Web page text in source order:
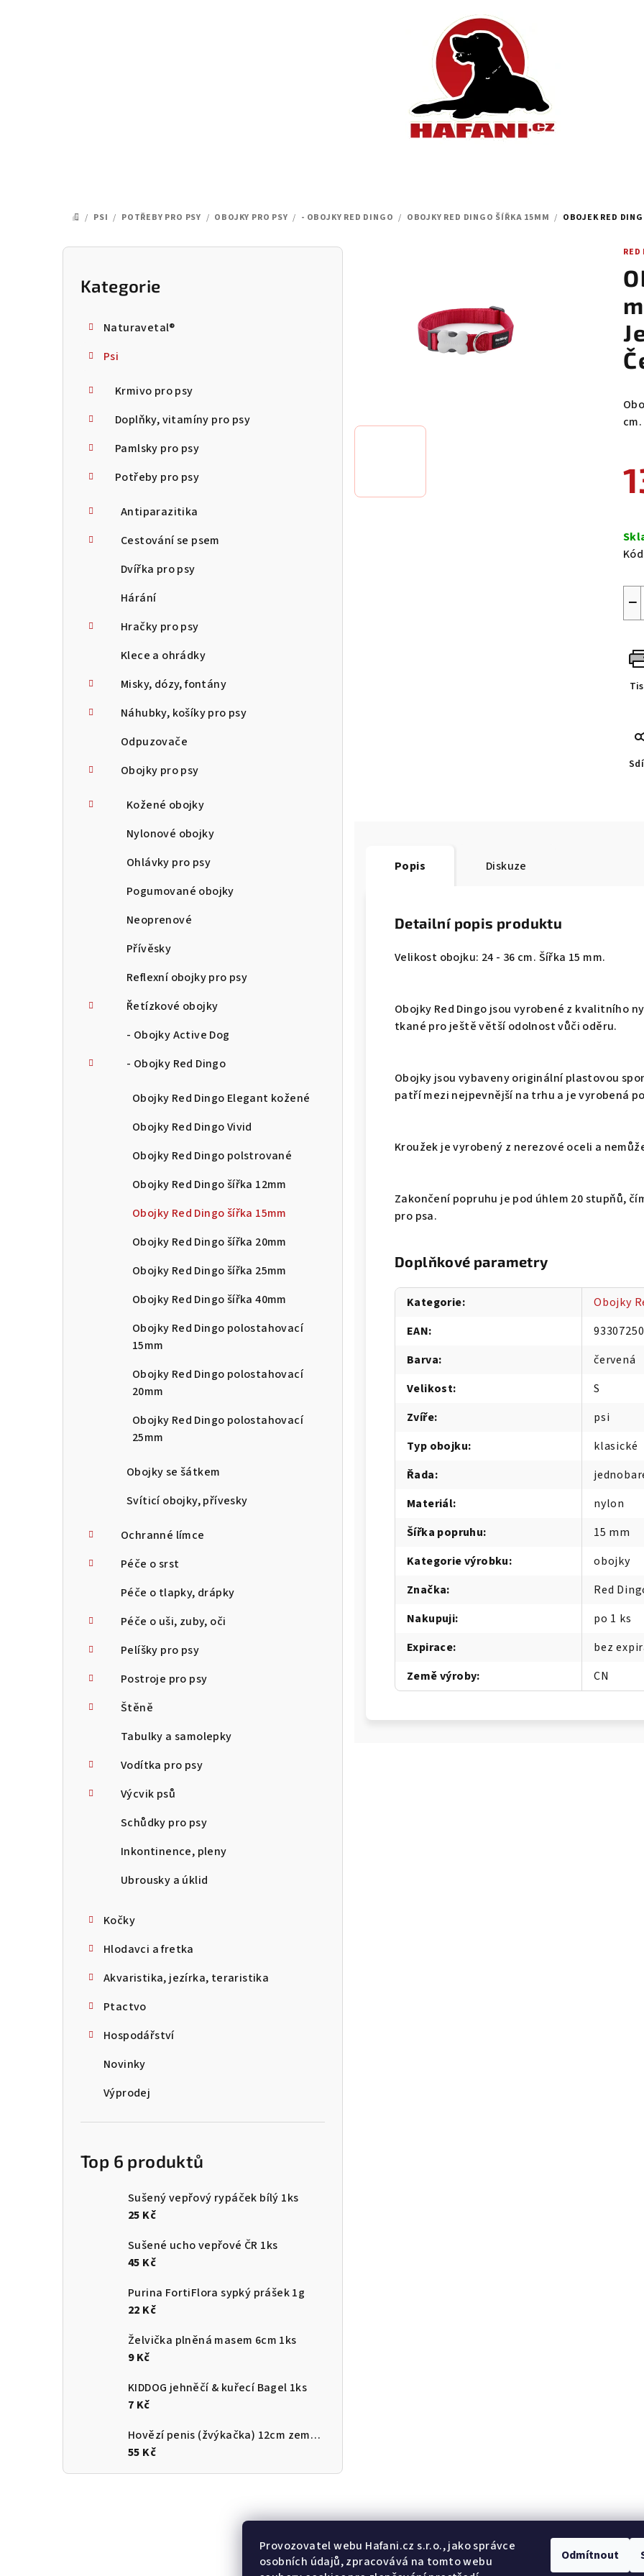
Provozovatel webu Hafani.cz s.r.o., jako správce
osobních údajů, zpracovává na tomto webu
Odmítnout
DOMŮ
/ PSI / POTŘEBY PRO PSY / OBOJKY PRO PSY / - OBOJKY RED DINGO / OBOJKY RED DINGO ŠÍŘKA 15MM / OBOJEK RED
P
Přeskočit
kategorie
Kategorie
Naturavetal®
Psi
Krmivo pro psy
Doplňky, vitamíny pro psy
Pamlsky pro psy
Potřeby pro psy
Antiparazitika
Cestování se psem
Dvířka pro psy
Hárání
Hračky pro psy
Klece a ohrádky
Misky, dózy, fontány
Náhubky, košíky pro psy
Odpuzovače
Obojky pro psy
Kožené obojky
Nylonové obojky
Ohlávky pro psy
Pogumované obojky
Neoprenové
Přívěsky
Reflexní obojky pro psy
Řetízkové obojky
- Obojky Active Dog
- Obojky Red Dingo
Obojky Red Dingo Elegant kožené
Obojky Red Dingo Vivid
Obojky Red Dingo polstrované
Obojky Red Dingo šířka 12mm
Obojky Red Dingo šířka 15mm
Obojky Red Dingo šířka 20mm
Obojky Red Dingo šířka 25mm
Obojky Red Dingo šířka 40mm
Obojky Red Dingo polostahovací
15mm
Obojky Red Dingo polostahovací
20mm
Obojky Red Dingo polostahovací
25mm
Obojky se šátkem
Svíticí obojky, přívesky
Ochranné límce
Péče o srst
Péče o tlapky, drápky
Péče o uši, zuby, oči
Pelíšky pro psy
Postroje pro psy
Štěně
Tabulky a samolepky
Vodítka pro psy
Výcvik psů
Schůdky pro psy
Inkontinence, pleny
Ubrousky a úklid
Kočky
Hlodavci a fretka
Akvaristika, jezírka, teraristika
Ptactvo
Hospodářství
Novinky
Výprodej
Top 6 produktů
Sušený vepřový rypáček bílý 1ks
25 Kč
Sušené ucho vepřové ČR 1ks
45 Kč
Purina FortiFlora sypký prášek 1g
22 Kč
Želvička plněná masem 6cm 1ks
9 Kč
KIDDOG jehněčí & kuřecí Bagel 1ks
7 Kč
Hovězí penis (žvýkačka) 12cm země původu ČR
55 Kč
−
Popis Diskuze
Detailní popis produktu
Velikost obojku: 24 - 36 cm. Šířka 15 mm.
Obojky Red Dingo jsou vyrobené z kvalitního
tkané pro ještě větší odolnost vůči oděru.
Obojky jsou vybaveny originální plastovou
patří mezi nejpevnější na trhu a je vyrobená
Kroužek je vyrobený z nerezové oceli a
Zakončení popruhu je pod úhlem 20 stupňů,
pro psa.
Doplňkové parametry
Kategorie:
Obojky
EAN:
Barva:
červená
Velikost:
S
Zvíře:
psi
Typ obojku:
klasické
Řada:
Materiál:
nylon
Šířka popruhu:
15 mm
Kategorie výrobku:
obojky
Značka:
Red
Nakupuji:
po 1 ks
Expirace:
bez
Země výroby: CN